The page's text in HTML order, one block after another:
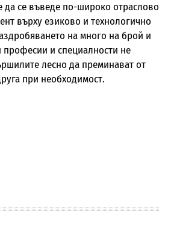
да се въведе по-широко отраслово
върху езиково и технологично
на много на брой и
и специалности не
лесно да преминават от
при необходимост.